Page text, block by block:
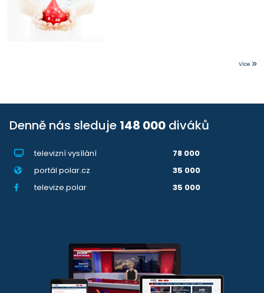
Více
Denně nás sleduje 148 000 diváků
televizní vysílání
78 000
portál polar.cz
35 000
televize.polar
35 000